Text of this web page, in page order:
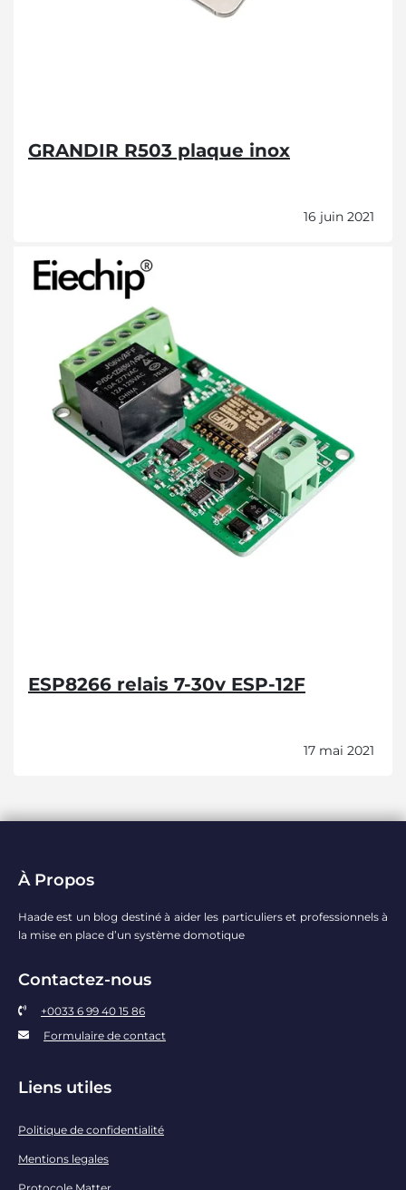
GRANDIR R503 plaque inox
16 juin 2021
ESP8266 relais 7-30v ESP-12F
17 mai 2021
À Propos
Haade est un blog destiné à aider les particuliers et professionnels à
la mise en place d’un système domotique
Contactez-nous
+0033 6 99 40 15 86
Formulaire de contact
Liens utiles
Politique de confidentialité
Mentions legales